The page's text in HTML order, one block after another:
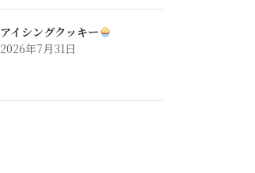
アイシングクッキー
2026年7月31日